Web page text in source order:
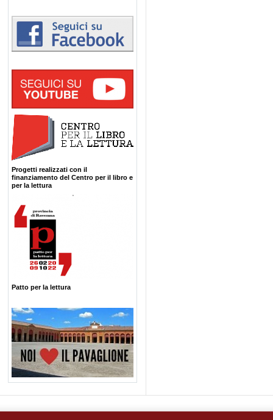
Progetti realizzati con il
finanziamento del Centro per il libro e
per la lettura
Patto per la lettura